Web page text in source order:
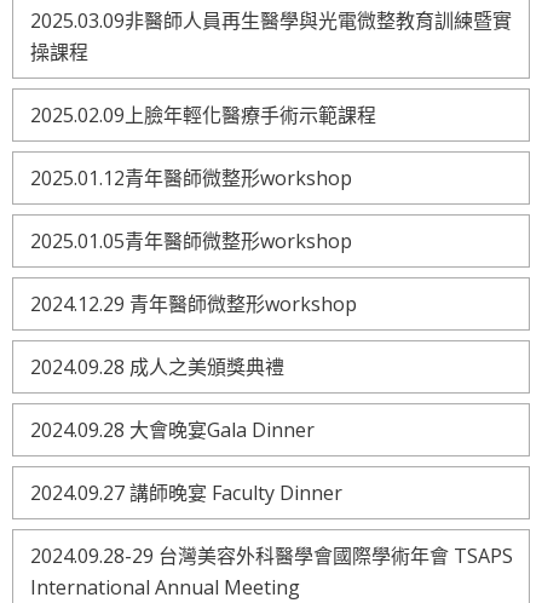
2025.03.09非醫師人員再生醫學與光電微整教育訓練暨實
操課程
2025.02.09上臉年輕化醫療手術示範課程
2025.01.12青年醫師微整形workshop
2025.01.05青年醫師微整形workshop
2024.12.29 青年醫師微整形workshop
2024.09.28 成人之美頒獎典禮
2024.09.28 大會晚宴Gala Dinner
2024.09.27 講師晚宴 Faculty Dinner
2024.09.28-29 台灣美容外科醫學會國際學術年會 TSAPS
International Annual Meeting